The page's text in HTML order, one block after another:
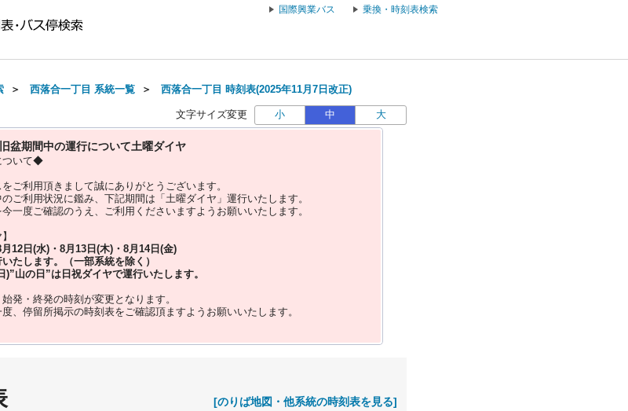
国際興業バス 乗換・時刻表検索
＞ 西落合一丁目 系統一覧 ＞ 西落合一丁目 時刻表(2025年11月7日改正)
文字サイズ変更 小 中 大
期間中の運行について土曜ダイヤ
ついて◆
ご利用頂きまして誠にありがとうございます。
ご利用状況に鑑み、下記期間は「土曜ダイヤ」運行いたします。
一度ご確認のうえ、ご利用くださいますようお願いいたします。
12日(水)・8月13日(木)・8月14日(金)
たします。（一部系統を除く）
)”山の日 ”は 日祝ダイヤで運行いたします。
発・終発の時刻が変更となります。
、 停留所掲示の時刻表をご確認頂ますようお願いいたします。
[のりば地図・他系統の時刻表を見る]